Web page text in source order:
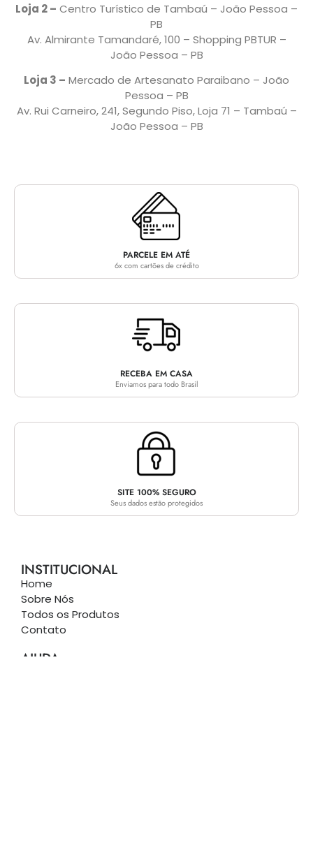
Loja 2 – Centro Turístico de Tambaú – João Pessoa –
PB
Av. Almirante Tamandaré, 100 – Shopping PBTUR –
João Pessoa – PB
Loja 3 – Mercado de Artesanato Paraibano – João
Pessoa – PB
Av. Rui Carneiro, 241, Segundo Piso, Loja 71 – Tambaú –
João Pessoa – PB
PARCELE EM ATÉ
6x com cartões de crédito
RECEBA EM CASA
Enviamos para todo Brasil
SITE 100% SEGURO
Seus dados estão protegidos
INSTITUCIONAL
Home
Sobre Nós
Todos os Produtos
Contato
AJUDA